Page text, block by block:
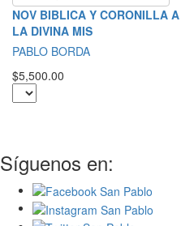
NOV BIBLICA Y CORONILLA A
LA DIVINA MIS
PABLO BORDA
$5,500.00
Síguenos en: